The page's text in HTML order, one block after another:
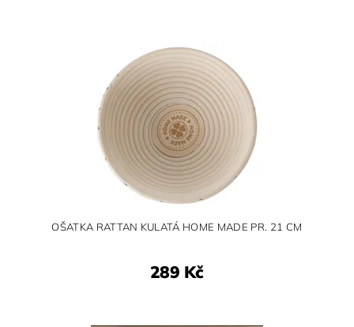
OŠATKA RATTAN KULATÁ HOME MADE PR. 21 CM
289 Kč